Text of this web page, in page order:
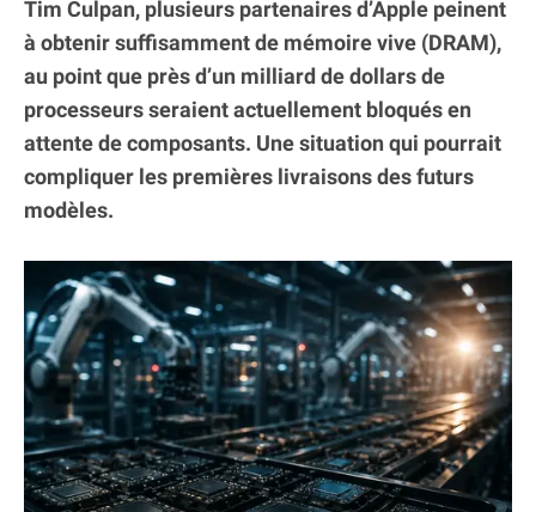
Tim Culpan, plusieurs partenaires d’Apple peinent
à obtenir suffisamment de mémoire vive (DRAM),
au point que près d’un milliard de dollars de
processeurs seraient actuellement bloqués en
attente de composants. Une situation qui pourrait
compliquer les premières livraisons des futurs
modèles.